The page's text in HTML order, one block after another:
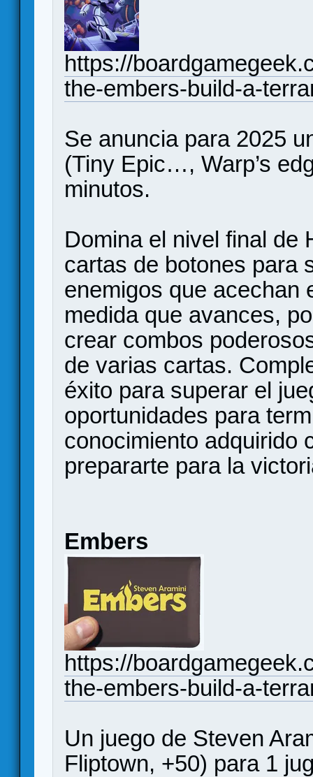
https://
the-embers-build-a-
Se anuncia para 2025
(Tiny Epic…, Warp’s
minutos.
Domina el nivel final de
cartas de botones para
enemigos que acechan
medida que avances,
crear combos
de varias cartas.
éxito para superar el
oportunidades para
conocimiento adquirido
prepararte para la
Embers
https://
the-embers-build-a-
Un juego de Steven
Fliptown, +50) para 1